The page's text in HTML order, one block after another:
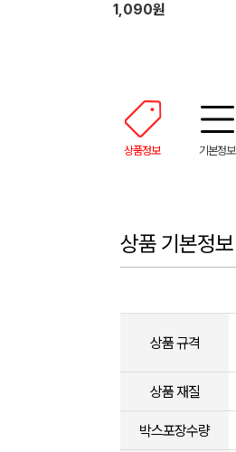
1,090원
상품정보 기본정보
상품 기본정보
상품 규격
상품 재질
박스포장수량